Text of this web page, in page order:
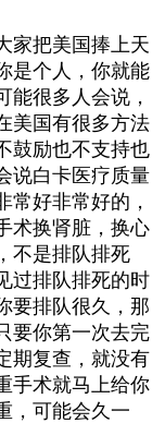
家把美国捧上天
是个人，你就能
能很多人会说，
美国有很多方法
鼓励也不支持也
说白卡医疗质量
常好非常好的，
术换肾脏，换心
不是排队排死
过排队排死的时
要排队很久，那
要你第一次去完
期复查，就没有
手术就马上给你
，可能会久一